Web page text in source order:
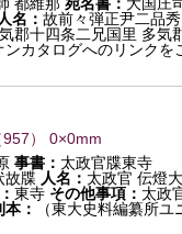
人名： 故前々弾正尹二品
郡十四条二兄国里 多気
ンカタログへのリンクを
957） 0×0mm
事書： 太政官牒東寺
故牒 人名： 太政官 伝燈
東寺 その他事項： 太政
本：
（東大史料編纂所